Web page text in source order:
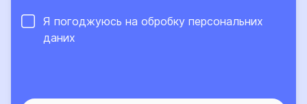
Я погоджуюсь на обробку персональних
даних